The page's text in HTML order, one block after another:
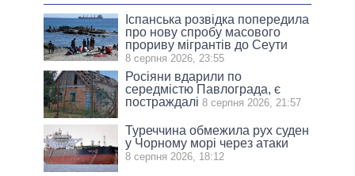
Іспанська розвідка попередила
про нову спробу масового
прориву мігрантів до Сеути
8 серпня 2026, 23:55
Росіяни вдарили по
середмістю Павлограда, є
постраждалі 8 серпня 2026, 21:57
Туреччина обмежила рух суден
у Чорному морі через атаки
8 серпня 2026, 18:12